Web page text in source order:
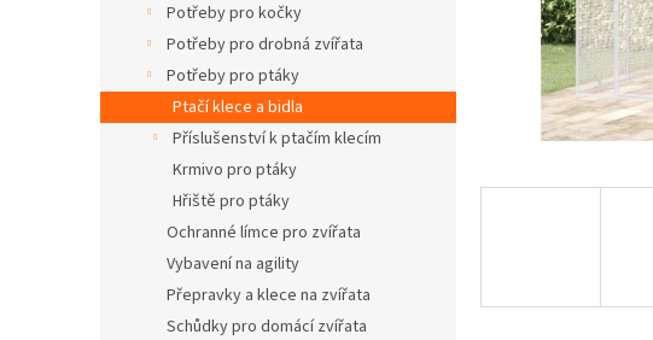
Potřeby pro kočky
Potřeby pro drobná zvířata
Potřeby pro ptáky
Ptačí klece a bidla
Příslušenství k ptačím klecím
Krmivo pro ptáky
Hřiště pro ptáky
Ochranné límce pro zvířata
Vybavení na agility
Přepravky a klece na zvířata
Schůdky pro domácí zvířata